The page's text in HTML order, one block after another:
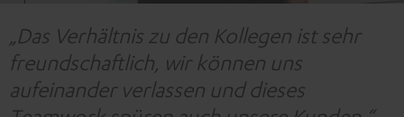
„Das Verhältnis zu den Kollegen ist sehr
freundschaftlich, wir können uns
aufeinander verlassen und dieses